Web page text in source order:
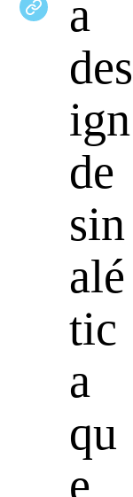
a
des
ign
de
sin
alé
tic
a
qu
e